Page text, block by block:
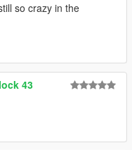
so crazy in the
43